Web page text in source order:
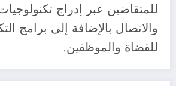
للمتقاضين عبر إدراج
والاتصال بالإضافة إلى برامج
للقضاة والموظفين.